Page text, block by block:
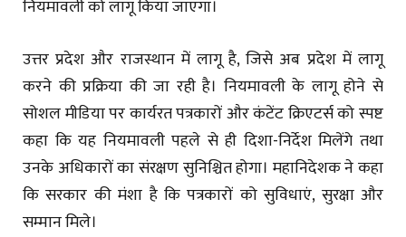
नियमावली को लागू किया जाएगा।
उत्तर प्रदेश और राजस्थान में लागू है, जिसे अब प्रदेश में लागू
करने की प्रक्रिया की जा रही है। नियमावली के लागू होने से
सोशल मीडिया पर कार्यरत पत्रकारों और कंटेंट क्रिएटर्स को स्पष्ट
कहा कि यह नियमावली पहले से ही दिशा-निर्देश मिलेंगे तथा
उनके अधिकारों का संरक्षण सुनिश्चित होगा। महानिदेशक ने कहा
कि सरकार की मंशा है कि पत्रकारों को सुविधाएं, सुरक्षा और
सम्मान मिले।